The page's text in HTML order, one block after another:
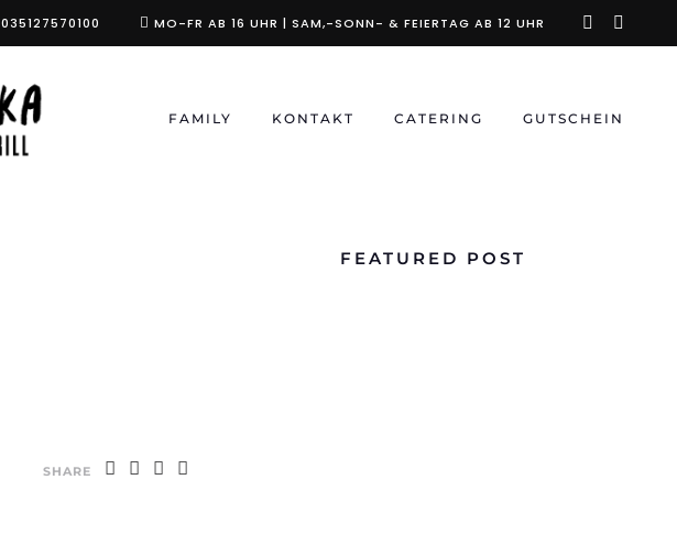
035127570100 MO-FR AB 16 UHR | SAM,-SONN- & FEIERTAG AB 12 UHR
FAMILY KONTAKT CATERING GUTSCHEIN
SHARE
FEATURED POST